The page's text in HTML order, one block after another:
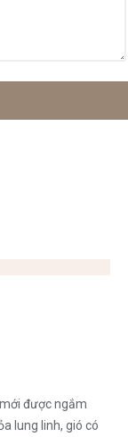
được ngắm
lung linh, gió có